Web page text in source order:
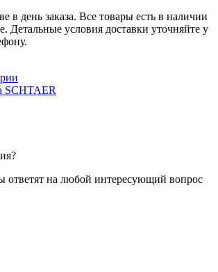
в день заказа. Все товары есть в наличии
Детальные условия доставки уточняйте у
SCHTAER
ответят на любой интересующий вопрос